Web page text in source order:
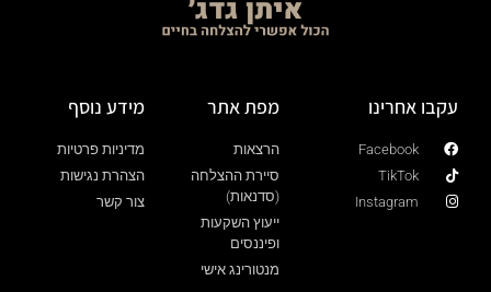
עקבו אחרינו
Facebook
TikTok
Instagram
מפת אתר
הרצאות
סיירת ההצלחה
(סדנאות)
ייעוץ השקעות
ופיננסים
מנטורינג אישי
מידע נוסף
מדיניות פרטיות
הצהרת נגישות
צור קשר